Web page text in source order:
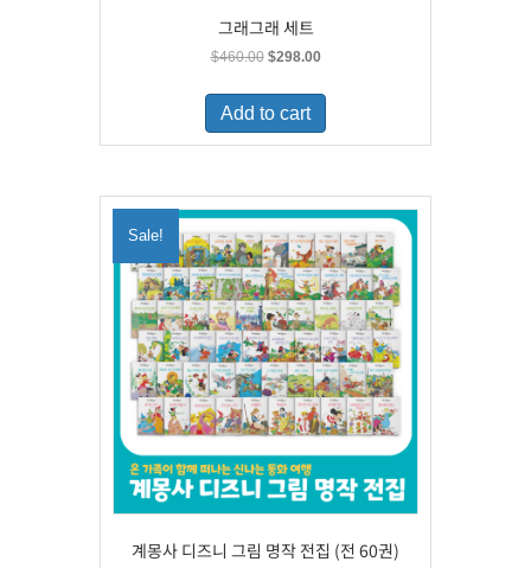
그래그래 세트
$460.00 Original
was:
$460.00.
$298.00Current
is:
Add to cart
Sale!
계몽사 디즈니 그림 명작 전집 (전 60권)